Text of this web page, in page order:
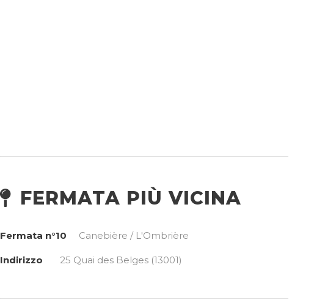
FERMATA PIÙ VICINA
Fermata n°10 Canebière / L'Ombrière
Indirizzo 25 Quai des Belges (13001)